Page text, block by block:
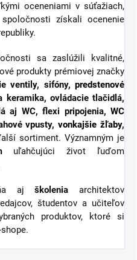
oceneniami v súťažiach,
získali ocenenie
sa zaslúžili kvalitné,
produkty prémiovej značky
ventily, sifóny,predstenové
keramika, ovládacie tlačidlá,
aj WC, flexi pripojenia, WC
vpusty,vonkajšie žľaby,
sortiment. Významným je
uľahčujúci život ľuďom
ajškolenia architektov
študentov a učiteľov
produktov, ktoré si